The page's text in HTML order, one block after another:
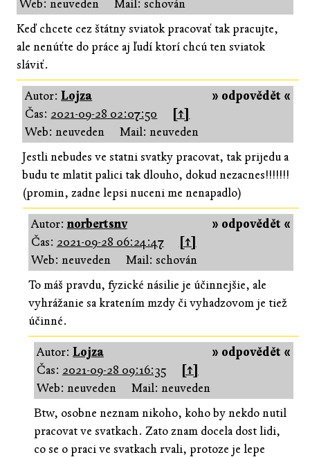
Web: neuveden
Mail: schován
Keď chcete cez štátny sviatok pracovať tak pracujte,
ale nenúťte do práce aj ľudí ktorí chcú ten sviatok
sláviť.
» odpovědět «
Autor:Lojza
Čas: 2021-09-28 02:07:50
[↑]
Web: neuveden
Mail: neuveden
Jestli nebudes ve statni svatky pracovat, tak prijedu a
budu te mlatit palici tak dlouho, dokud nezacnes!!!!!!!
(promin, zadne lepsi nuceni me nenapadlo)
» odpovědět «
Autor:norbertsnv
Čas: 2021-09-28 06:24:47
[↑]
Web: neuveden
Mail: schován
To máš pravdu, fyzické násilie je účinnejšie, ale
vyhrážanie sa kratením mzdy či vyhadzovom je tiež
účinné.
» odpovědět «
Autor: Lojza
Čas: 2021-09-28 09:16:35
[↑]
Web: neuveden
Mail: neuveden
Btw, osobne neznam nikoho, koho by nekdo nutil
pracovat ve svatkach. Zato znam docela dost lidi,
co se o praci ve svatkach rvali, protoze je lepe